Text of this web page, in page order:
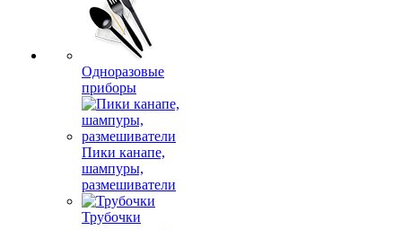
Одноразовые
приборы
Пики канапе,
шампуры,
размешиватели
Трубочки